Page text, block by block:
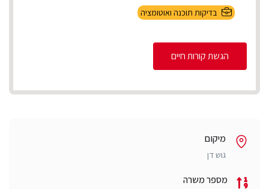
בדיקות תוכנה ואוטומציה
הגשת קורות חיים
מיקום
גוש דן
מספר משרה